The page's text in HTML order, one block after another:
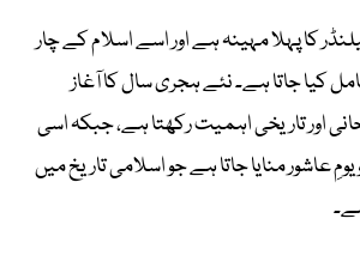
کا پہلا مہینہ ہے اور اسے اسلام کے چار
کیا جاتا ہے۔ نئے ہجری سال کا آغاز
اور تاریخی اہمیت رکھتا ہے، جبکہ اسی
تاریخ کو یومِ عاشور منایا جاتا ہے جو اسلامی تاریخ میں